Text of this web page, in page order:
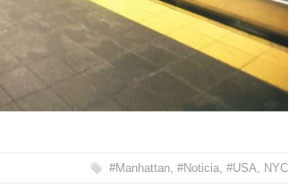
#Manhattan, #Noticia, #USA, NYC